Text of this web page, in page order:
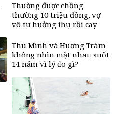
Thường được chồng
thường 10 triệu đồng, vợ
vô tư hưởng thụ rồi cay
sau
Thu Minh và Hương Tràm
không nhìn mặt nhau suốt
14 năm vì lý do gì?